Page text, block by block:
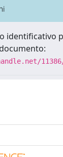
identificativo
11386/